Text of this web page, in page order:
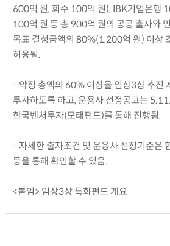
600억 원, 회수 100억 원), IBK기업은행
100억 원 등 총 900억 원의 공공 출자와
목표 결성금액의 80%(1,200억 원) 이상
허용됨.
- 약정 총액의 60% 이상을 임상3상 추진
투자하도록 하고, 운용사 선정공고는
한국벤처투자(모태펀드)를 통해 진행됨.
- 자세한 출자조건 및 운용사 선정기준은
등을 통해 확인할 수 있음.
<붙임> 임상3상 특화펀드 개요